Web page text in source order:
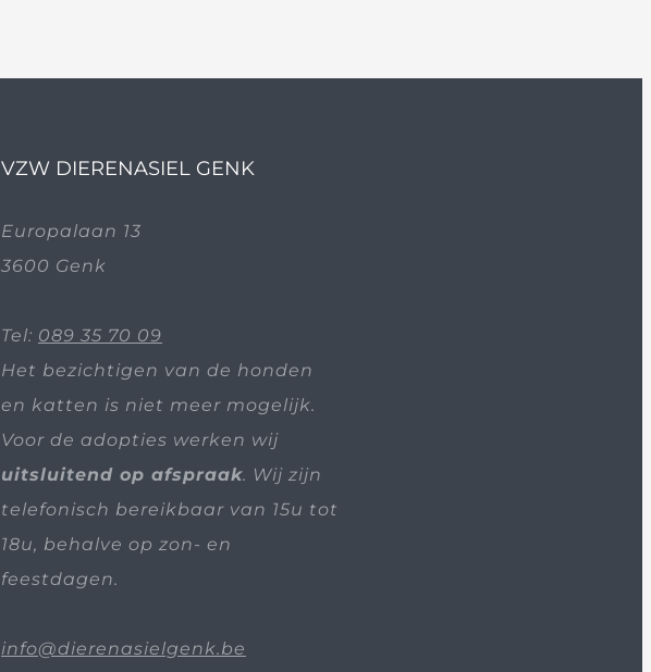
VZW DIERENASIEL GENK
Europalaan 13
3600 Genk
Tel: 089 35 70 09
Het bezichtigen van de honden
en katten is niet meer mogelijk.
Voor de adopties werken wij
uitsluitend op afspraak. Wij zijn
telefonisch bereikbaar van 15u tot
18u, behalve op zon- en
feestdagen.
info@dierenasielgenk.be